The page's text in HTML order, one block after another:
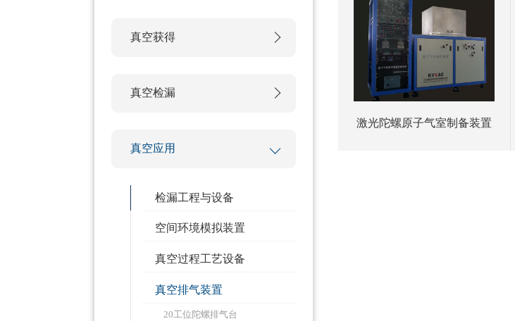
真空获得
真空检漏
真空应用
检漏工程与设备
空间环境模拟装置
真空过程工艺设备
真空排气装置
20工位陀螺排气台
激光陀螺原子气室制备装置